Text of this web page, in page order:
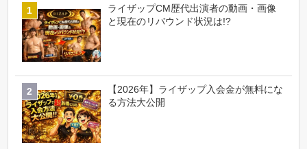
ライザップCM歴代出演者の動画・画像
と現在のリバウンド状況は!?
【2026年】ライザップ入会金が無料にな
る方法大公開